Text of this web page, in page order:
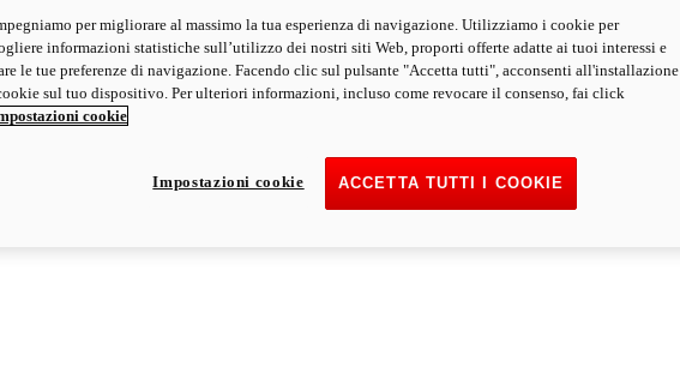
per migliorare al massimo la tua esperienza di navigazione. Utilizziamo i cookie per
informazioni statistiche sull’utilizzo dei nostri siti Web, proporti offerte adatte ai tuoi interessi e
le tue preferenze di navigazione. Facendo clic sul pulsante "Accetta tutti", acconsenti all'installazione
sul tuo dispositivo. Per ulteriori informazioni, incluso come revocare il consenso, fai click
cookie
ACCETTA TUTTI I COOKIE
Impostazioni cookie